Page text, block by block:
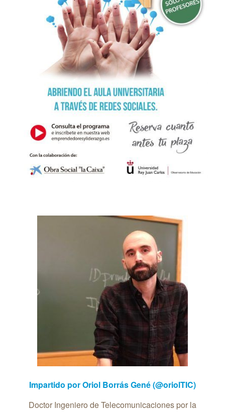
Impartido por Oriol Borrás Gené (@oriolTIC)
Doctor Ingeniero de Telecomunicaciones por la